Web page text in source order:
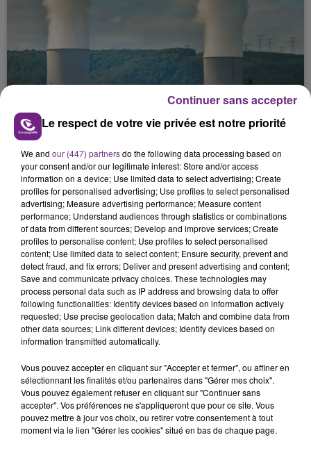
LA CENTRALE NUCLÉAIRE DE CHOOZ
TOUJOURS À L'ARRÊT
Cela fait déjà une semaine que la centrale
nucléaire ardennaise est à l'arrêt. Une situation
justifiée par la sécheresse intense qui est toujours
présente.
LE MAGASIN JOUÉCLUB DE REIMS FERME
SES PORTES
C'était l'une des institutions du centre-ville
rémois. Le magasin JouéClub est contraint de
TITRES DIFFUSÉS
23h13
23h13 23h09
23h09
Le respect de votre vie privée est notre priorité
We and our (447) partnersdo the following data processing based on
your consent and/or our legitimate interest: Store and/or access
information on a device; Use limited data to select advertising; Create
profiles for personalised advertising; Use profiles to select personalised
advertising; Measure advertising performance; Measure content
performance; Understand audiences through statistics or combinations
of data from different sources; Develop and improve services; Create
profiles to personalise content; Use profiles to select personalised
content; Use limited data to select content; Ensure security, prevent and
detect fraud, and fix errors; Deliver and present advertising and content;
Save and communicate privacy choices. These technologies may
process personal data such as IP address and browsing data to offer
following functionalities: Identify devices based on information actively
requested; Use precise geolocation data; Match and combine data from
other data sources; Link different devices; Identify devices based on
information transmitted automatically.
Vous pouvez accepter en cliquant sur "Accepter et fermer", ou affiner en
sélectionnant les finalités et/ou partenaires dans "Gérer mes choix".
Vous pouvez également refuser en cliquant sur "Continuer sans
accepter". Vos préférences ne s'appliqueront que pour ce site. Vous
pouvez mettre à jour vos choix, ou retirer votre consentement à tout
moment via le lien "Gérer les cookies" situé en bas de chaque page.
Continuer sans accepter